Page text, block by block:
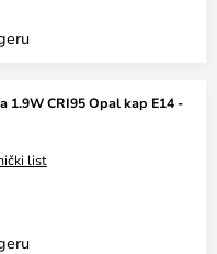
1.9W CRI95 Opal kap E14 -
list